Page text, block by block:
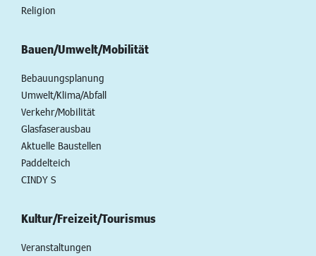
Religion
Bauen/Umwelt/Mobilität
Bebauungsplanung
Umwelt/Klima/Abfall
Verkehr/Mobilität
Glasfaserausbau
Aktuelle Baustellen
Paddelteich
CINDY S
Kultur/Freizeit/Tourismus
Veranstaltungen